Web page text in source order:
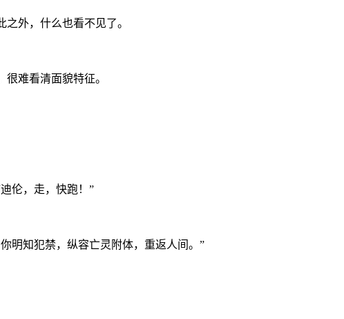
外，什么也看不见了。
难看清面貌特征。
伦，走，快跑！”
明知犯禁，纵容亡灵附体，重返人间。”